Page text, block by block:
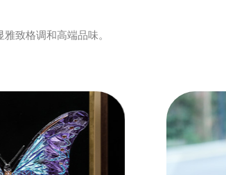
致格调和高端品味。